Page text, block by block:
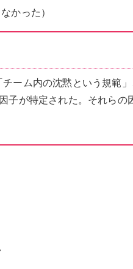
かった）
ーム内の沈黙という規範」
子が特定された。それらの